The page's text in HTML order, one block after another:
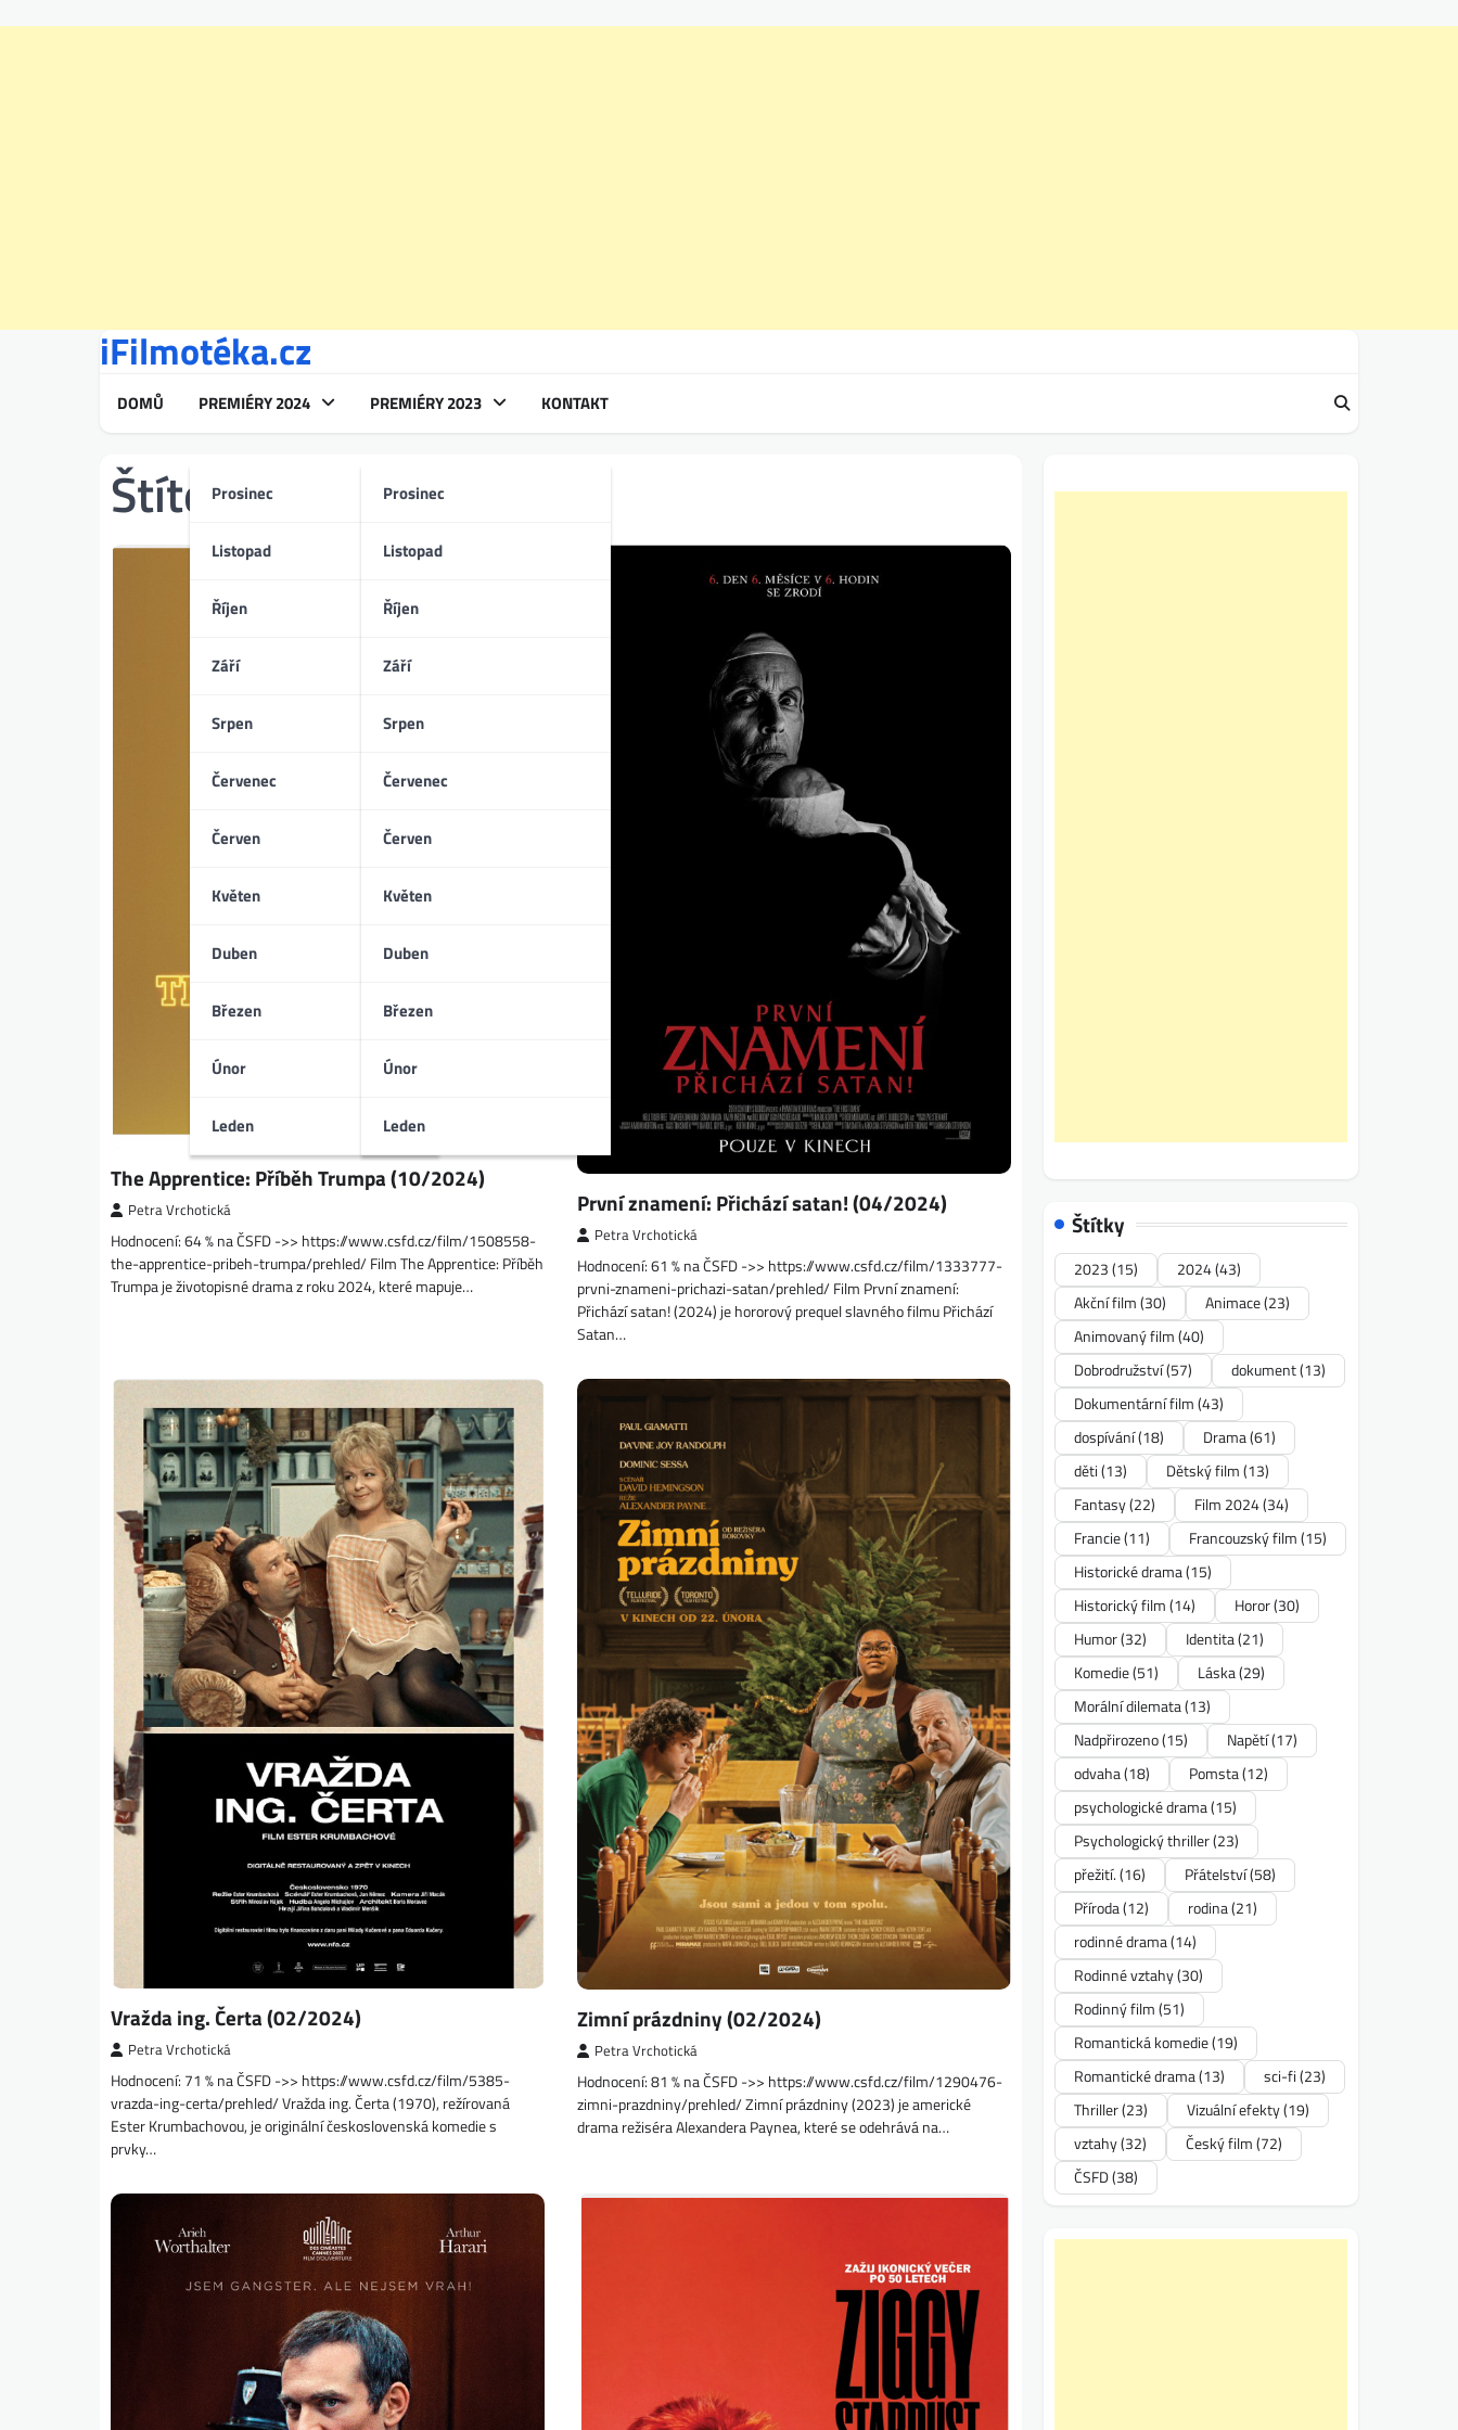
iFilmotéka.cz
DOMŮ PREMIÉRY 2024
Prosinec
Listopad
Říjen
Září
Srpen
Červenec
Červen
Květen
Duben
Březen
Únor
Leden
PREMIÉRY 2023
Prosinec
Listopad
Říjen
Září
Srpen
Červenec
Červen
Květen
Duben
Březen
Únor
Leden
KONTAKT
Štítek:70. léta
The Apprentice: Příběh Trumpa (10/2024)
Petra Vrchotická
Hodnocení: 64 % na ČSFD ->> https://www.csfd.cz/film/1508558-
the-apprentice-pribeh-trumpa/prehled/ Film The Apprentice: Příběh
Trumpa je životopisné drama z roku 2024, které mapuje…
První znamení: Přichází satan! (04/2024)
Petra Vrchotická
Hodnocení: 61 % na ČSFD ->> https://www.csfd.cz/film/1333777-
prvni-znameni-prichazi-satan/prehled/ Film První znamení:
Přichází satan! (2024) je hororový prequel slavného filmu Přichází
Satan…
Vražda ing. Čerta (02/2024)
Petra Vrchotická
Hodnocení: 71 % na ČSFD ->> https://www.csfd.cz/film/5385-
vrazda-ing-certa/prehled/ Vražda ing. Čerta (1970), režírovaná
Ester Krumbachovou, je originální československá komedie s
prvky…
Zimní prázdniny (02/2024)
Petra Vrchotická
Hodnocení: 81 % na ČSFD ->> https://www.csfd.cz/film/1290476-
zimni-prazdniny/prehled/ Zimní prázdniny (2023) je americké
drama režiséra Alexandera Paynea, které se odehrává na…
Štítky
2023(15) 2024(43)
Akční film(30) Animace(23)
Animovaný film(40)
Dobrodružství(57) dokument(13)
Dokumentární film(43)
dospívání(18) Drama(61)
děti(13) Dětský film(13)
Fantasy(22) Film 2024(34)
Francie(11) Francouzský film(15)
Historické drama(15)
Historický film(14) Horor(30)
Humor(32) Identita(21)
Komedie(51) Láska(29)
Morální dilemata(13)
Nadpřirozeno(15) Napětí(17)
odvaha(18) Pomsta(12)
psychologické drama(15)
Psychologický thriller(23)
přežití.(16) Přátelství(58)
Příroda(12) rodina(21)
rodinné drama(14)
Rodinné vztahy(30)
Rodinný film(51)
Romantická komedie(19)
Romantické drama(13) sci-fi(23)
Thriller(23) Vizuální efekty(19)
vztahy(32) Český film(72)
ČSFD(38)